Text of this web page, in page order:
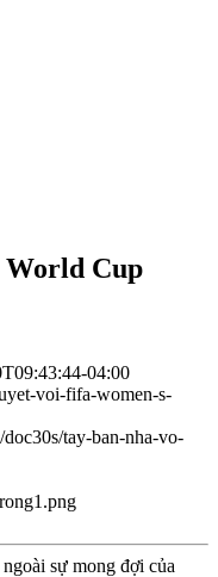
World Cup
04:00
voi-fifa-women-s-
tay-ban-nha-vo-
sự mong đợi của